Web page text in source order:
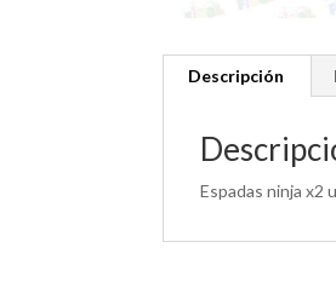
Descripción
Espadas ninja x2